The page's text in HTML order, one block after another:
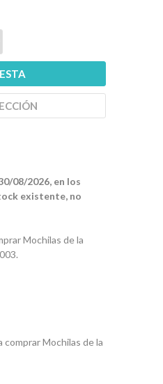
08/2026, en los
existente, no
Mochilas de la
comprar Mochilas de la